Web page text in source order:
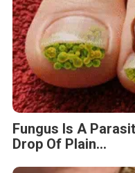
Fungus Is A
Drop Of Plain...